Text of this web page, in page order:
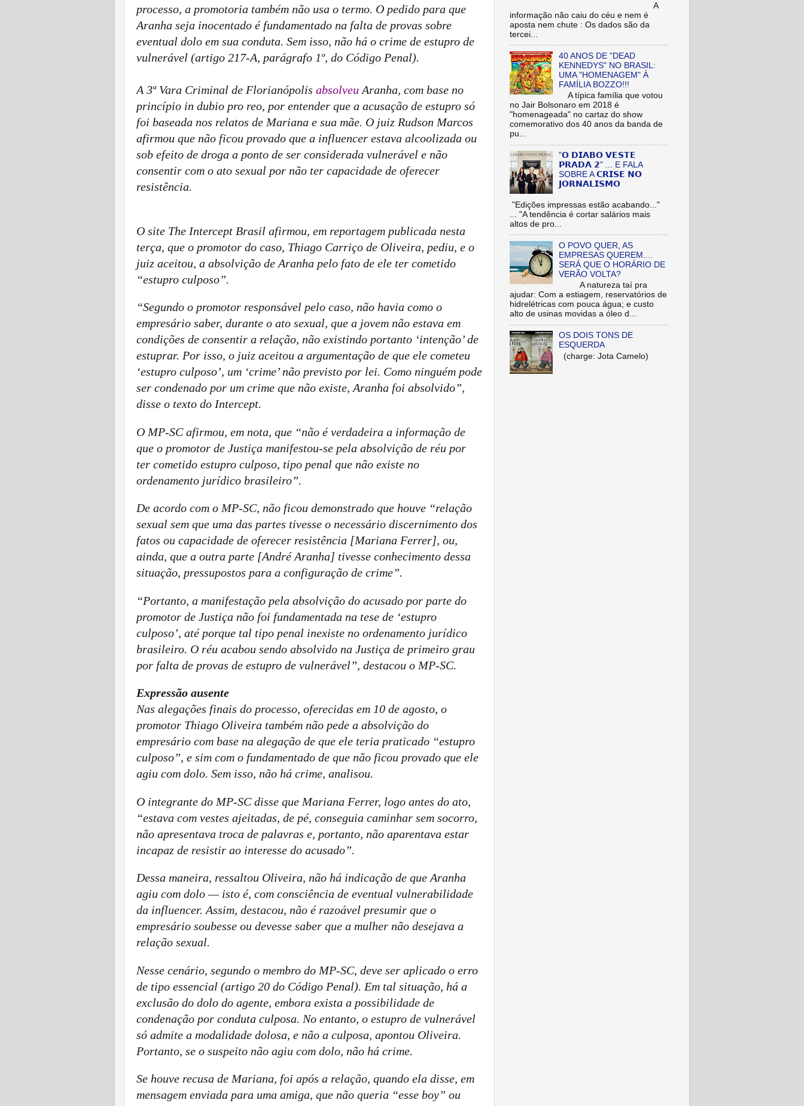
processo, a promotoria também não usa o termo. O pedido para que
Aranha seja inocentado é fundamentado na falta de provas sobre
eventual dolo em sua conduta. Sem isso, não há o crime de estupro de
vulnerável (artigo 217-A, parágrafo 1º, do Código Penal).
A 3ª Vara Criminal de Florianópolis absolveu Aranha, com base no
princípio in dubio pro reo, por entender que a acusação de estupro só
foi baseada nos relatos de Mariana e sua mãe. O juiz Rudson Marcos
afirmou que não ficou provado que a influencer estava alcoolizada ou
sob efeito de droga a ponto de ser considerada vulnerável e não
consentir com o ato sexual por não ter capacidade de oferecer
resistência.
O site The Intercept Brasil afirmou, em reportagem publicada nesta
terça, que o promotor do caso, Thiago Carriço de Oliveira, pediu, e o
juiz aceitou, a absolvição de Aranha pelo fato de ele ter cometido
“estupro culposo”.
“Segundo o promotor responsável pelo caso, não havia como o
empresário saber, durante o ato sexual, que a jovem não estava em
condições de consentir a relação, não existindo portanto ‘intenção’ de
estuprar. Por isso, o juiz aceitou a argumentação de que ele cometeu
‘estupro culposo’, um ‘crime’ não previsto por lei. Como ninguém pode
ser condenado por um crime que não existe, Aranha foi absolvido”,
disse o texto do Intercept.
O MP-SC afirmou, em nota, que “não é verdadeira a informação de
que o promotor de Justiça manifestou-se pela absolvição de réu por
ter cometido estupro culposo, tipo penal que não existe no
ordenamento jurídico brasileiro”.
De acordo com o MP-SC, não ficou demonstrado que houve “relação
sexual sem que uma das partes tivesse o necessário discernimento dos
fatos ou capacidade de oferecer resistência [Mariana Ferrer], ou,
ainda, que a outra parte [André Aranha] tivesse conhecimento dessa
situação, pressupostos para a configuração de crime”.
“Portanto, a manifestação pela absolvição do acusado por parte do
promotor de Justiça não foi fundamentada na tese de ‘estupro
culposo’, até porque tal tipo penal inexiste no ordenamento jurídico
brasileiro. O réu acabou sendo absolvido na Justiça de primeiro grau
por falta de provas de estupro de vulnerável”, destacou o MP-SC.
Expressão ausente
Nas alegações finais do processo, oferecidas em 10 de agosto, o
promotor Thiago Oliveira também não pede a absolvição do
empresário com base na alegação de que ele teria praticado “estupro
culposo”, e sim com o fundamentado de que não ficou provado que ele
agiu com dolo. Sem isso, não há crime, analisou.
O integrante do MP-SC disse que Mariana Ferrer, logo antes do ato,
“estava com vestes ajeitadas, de pé, conseguia caminhar sem socorro,
não apresentava troca de palavras e, portanto, não aparentava estar
incapaz de resistir ao interesse do acusado”.
Dessa maneira, ressaltou Oliveira, não há indicação de que Aranha
agiu com dolo — isto é, com consciência de eventual vulnerabilidade
da influencer. Assim, destacou, não é razoável presumir que o
empresário soubesse ou devesse saber que a mulher não desejava a
relação sexual.
Nesse cenário, segundo o membro do MP-SC, deve ser aplicado o erro
de tipo essencial (artigo 20 do Código Penal). Em tal situação, há a
exclusão do dolo do agente, embora exista a possibilidade de
condenação por conduta culposa. No entanto, o estupro de vulnerável
só admite a modalidade dolosa, e não a culposa, apontou Oliveira.
Portanto, se o suspeito não agiu com dolo, não há crime.
Se houve recusa de Mariana, foi após a relação, quando ela disse, em
mensagem enviada para uma amiga, que não queria “esse boy” ou
A
informação não caiu do céu e nem é
aposta nem chute : Os dados são da
tercei...
40 ANOS DE "DEAD
KENNEDYS" NO BRASIL:
UMA "HOMENAGEM" À
FAMÍLIA BOZZO!!!
A típica família que votou
no Jair Bolsonaro em 2018 é
"homenageada" no cartaz do show
comemorativo dos 40 anos da banda de
pu...
"𝗢 𝗗𝗜𝗔𝗕𝗢 𝗩𝗘𝗦𝗧𝗘
𝗣𝗥𝗔𝗗𝗔 𝟮" ... E FALA
SOBRE A 𝗖𝗥𝗜𝗦𝗘 𝗡𝗢
𝗝𝗢𝗥𝗡𝗔𝗟𝗜𝗦𝗠𝗢
"Edições impressas estão acabando..."
... "A tendência é cortar salários mais
altos de pro...
O POVO QUER, AS
EMPRESAS QUEREM....
SERÁ QUE O HORÁRIO DE
VERÃO VOLTA?
A natureza taí pra
ajudar: Com a estiagem, reservatórios de
hidrelétricas com pouca água; e custo
alto de usinas movidas a óleo d...
OS DOIS TONS DE
ESQUERDA
(charge: Jota Camelo)